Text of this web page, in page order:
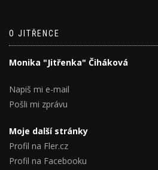
O JITŘENCE
Monika "Jitřenka" Čiháková
Napiš mi e-mail
Pošli mi zprávu
Moje další stránky
Profil na Fler.cz
Profil na Facebooku